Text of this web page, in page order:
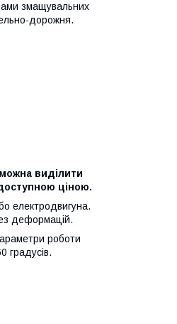
змащувальних
дорожня.
виділити
ціною.
електродвигуна.
деформацій.
роботи
градусів.